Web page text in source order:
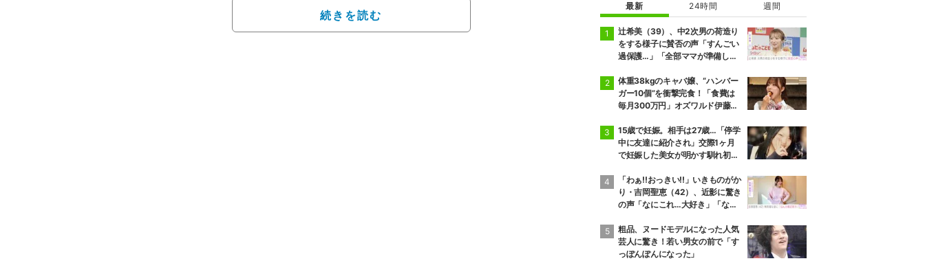
の。名医による人間ドックを受けるというウソの理由で仙台ま
で呼び出されたのは、お笑いコンビ・ちゃんぴおんずの日本一
続きを読む
最新 24時間 週間
辻希美（39）、中2次男の荷造り
をする様子に賛否の声「すんごい
過保護…」「全部ママが準備して
体重38kgのキャバ嬢、“ハンバー
ガー10個”を衝撃完食！「食費は
毎月300万円」オズワルド伊藤も
15歳で妊娠。相手は27歳…「停学
中に友達に紹介され」交際1ヶ月
で妊娠した美女が明かす馴れ初め
絶句
「わぁ!!おっきい!!」いきものがか
り・吉岡聖恵（42）、近影に驚き
の声「なにこれ…大好き」「なん
粗品、ヌードモデルになった人気
芸人に驚き！若い男女の前で「す
っぽんぽんになった」